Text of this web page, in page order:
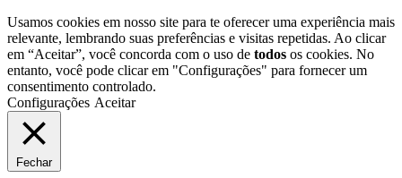
Usamos cookies em nosso site para te oferecer uma experiência mais
relevante, lembrando suas preferências e visitas repetidas. Ao clicar
em “Aceitar”, você concorda com o uso de todos os cookies. No
entanto, você pode clicar em "Configurações" para fornecer um
consentimento controlado.
Configurações Aceitar
Fechar